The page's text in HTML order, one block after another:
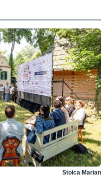
Stoica Marian